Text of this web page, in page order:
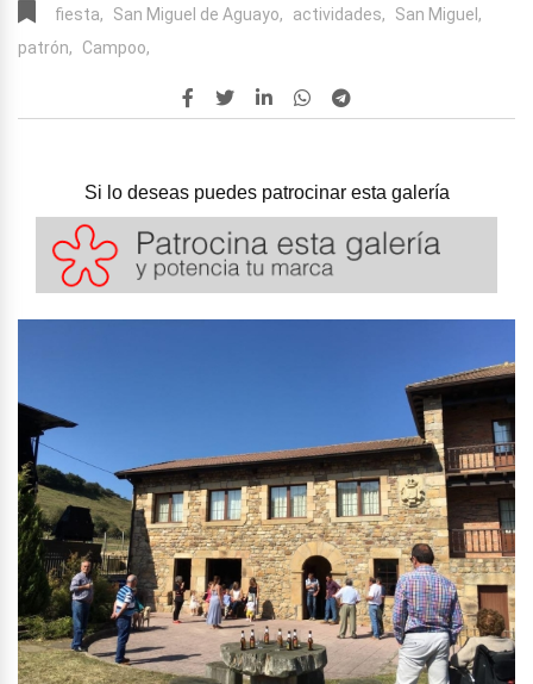
fiesta, San Miguel de Aguayo, actividades,
San Miguel,
patrón,
Campoo,
Si lo deseas puedes patrocinar esta galería